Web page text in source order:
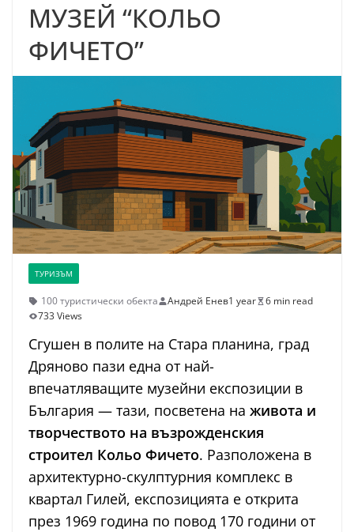
МУЗЕЙ “КОЛЬО
ФИЧЕТО”
ТУРИЗЪМ
100 туристически обекта Андрей Енев1 year
6 min read
733 Views
Сгушен в полите на Стара планина, град
Дряново пази една от най-
впечатляващите музейни експозиции в
България — тази, посветена на живота и
творчеството на възрожденския
строител Кольо Фичето. Разположена в
архитектурно-скулптурния комплекс в
квартал Гилей, експозицията е открита
през 1969 година по повод 170 години от